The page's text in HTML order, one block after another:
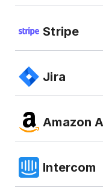
Stripe
Jira
Amazon
Intercom